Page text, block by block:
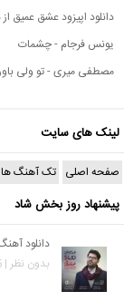
دانلود اپیزود عشق عمیق
یونس فرجام - چشمات
مصطفی میری - تو ولی
لینک های سایت
صفحه اصلی تک آهنگ ها
پیشنهاد روز بخش شاد
دانلود
بدون نظر | 14,845 بازدید